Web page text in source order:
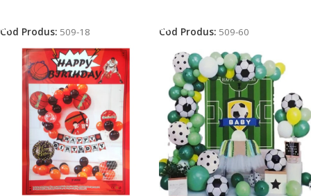
Cod Produs: 509-18
Cod Produs: 509-60